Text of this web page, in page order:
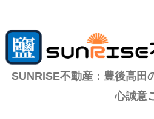
SUNRISE不動産：豊後高田
心誠意